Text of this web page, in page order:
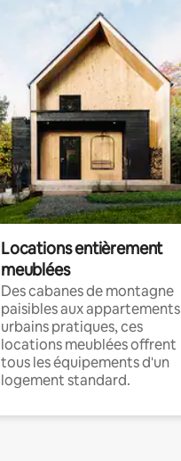
Locations entièrement
meublées
Des cabanes de montagne
paisibles aux appartements
urbains pratiques, ces
locations meublées offrent
tous les équipements d'un
logement standard.